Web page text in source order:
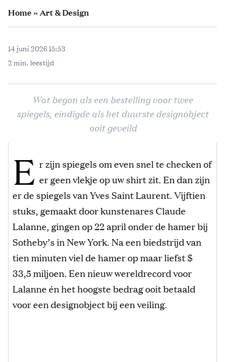
Home» Art & Design
14 juni 2026 15:53
2 min. leestijd
Wat begon als een bestelling voor twee
spiegels, eindigde als het duurste designobject
ooit geveild
E r zijn spiegels om even snel te checken of
er geen vlekje op uw shirt zit. En dan zijn
er de spiegels van Yves Saint Laurent. Vijftien
stuks, gemaakt door kunstenares Claude
Lalanne, gingen op 22 april onder de hamer bij
Sotheby’s in New York. Na een biedstrijd van
tien minuten viel de hamer op maar liefst $
33,5 miljoen. Een nieuw wereldrecord voor
Lalanne én het hoogste bedrag ooit betaald
voor een designobject bij een veiling.